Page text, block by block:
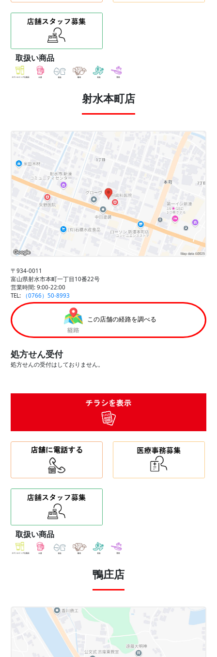
取扱い商品
射水本町店
〒934-0011
富山県射水市本町一丁目10番22号
営業時間: 9:00-22:00
TEL:
（0766）50-8993
この店舗の経路を調べる
処方せん受付
処方せんの受付はしておりません。
取扱い商品
鴨庄店